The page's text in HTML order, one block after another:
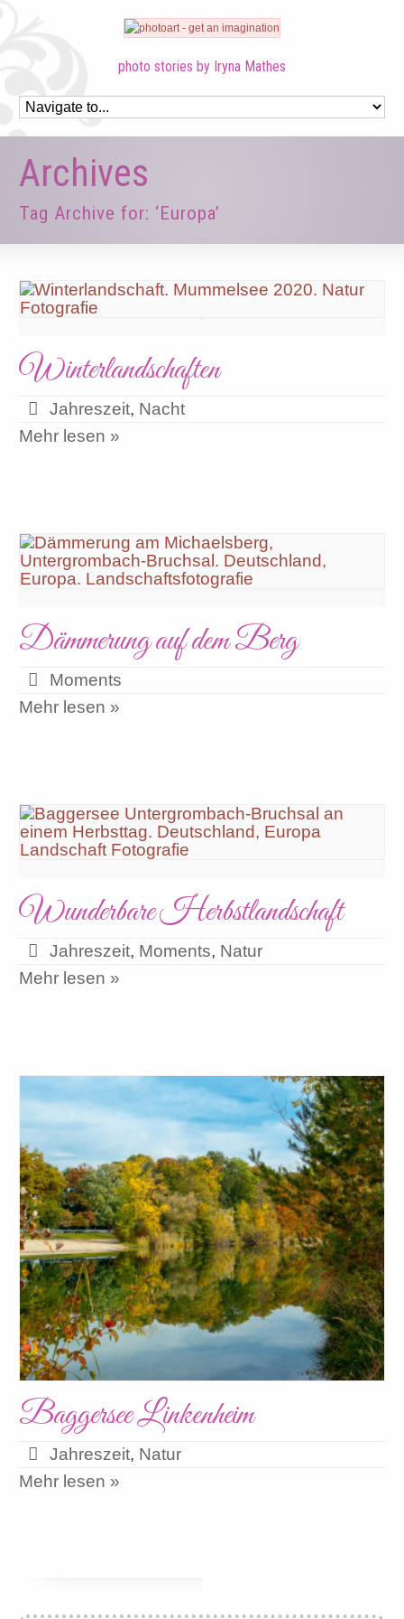
photo stories by Iryna Mathes
Archives
Tag Archive for: ‘Europa’
Winterlandschaften
Jahreszeit, Nacht
Mehr lesen »
Dämmerung auf dem Berg
Moments
Mehr lesen »
Wunderbare Herbstlandschaft
Jahreszeit, Moments, Natur
Mehr lesen »
Baggersee Linkenheim
Jahreszeit, Natur
Mehr lesen »